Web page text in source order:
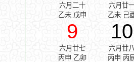
六月二十
乙未 戊申
六月廿
乙未 己
9
六月廿七
丙申 乙卯
10
六月廿
丙申 丙